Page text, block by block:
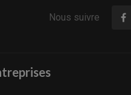
Nous suivre